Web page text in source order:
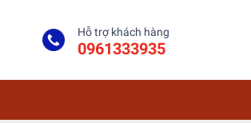
Hỗ trợ khách hàng
0961333935